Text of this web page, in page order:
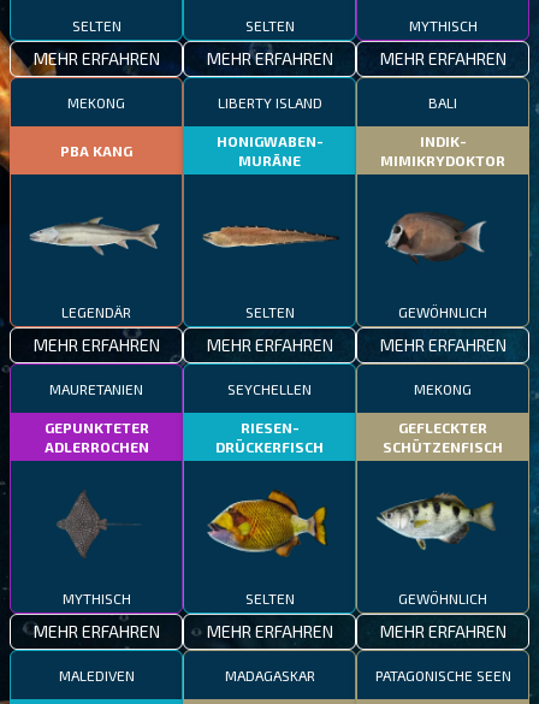
SELTEN
MEHR ERFAHREN
SELTEN
MEHR ERFAHREN
MYTHISCH
MEHR ERFAHREN
MEKONG
PBA KANG
LEGENDÄR
MEHR ERFAHREN
LIBERTY ISLAND
HONIGWABEN-
MURÄNE
SELTEN
MEHR ERFAHREN
BALI
INDIK-
MIMIKRYDOKTOR
GEWÖHNLICH
MEHR ERFAHREN
MAURETANIEN
GEPUNKTETER
ADLERROCHEN
MYTHISCH
MEHR ERFAHREN
SEYCHELLEN
RIESEN-
DRÜCKERFISCH
SELTEN
MEHR ERFAHREN
MEKONG
GEFLECKTER
SCHÜTZENFISCH
GEWÖHNLICH
MEHR ERFAHREN
MALEDIVEN MADAGASKAR PATAGONISCHE SEEN